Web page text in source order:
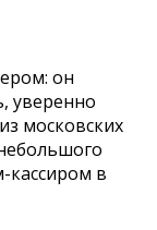
он
уверенно
московских
кассиром в